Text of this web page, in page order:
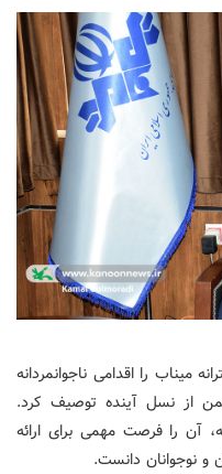
را اقدامی ناجوانمردانه
از نسل آینده توصیف کرد.
آن را فرصت مهمی برای ارائه
نوجوانان دانست.